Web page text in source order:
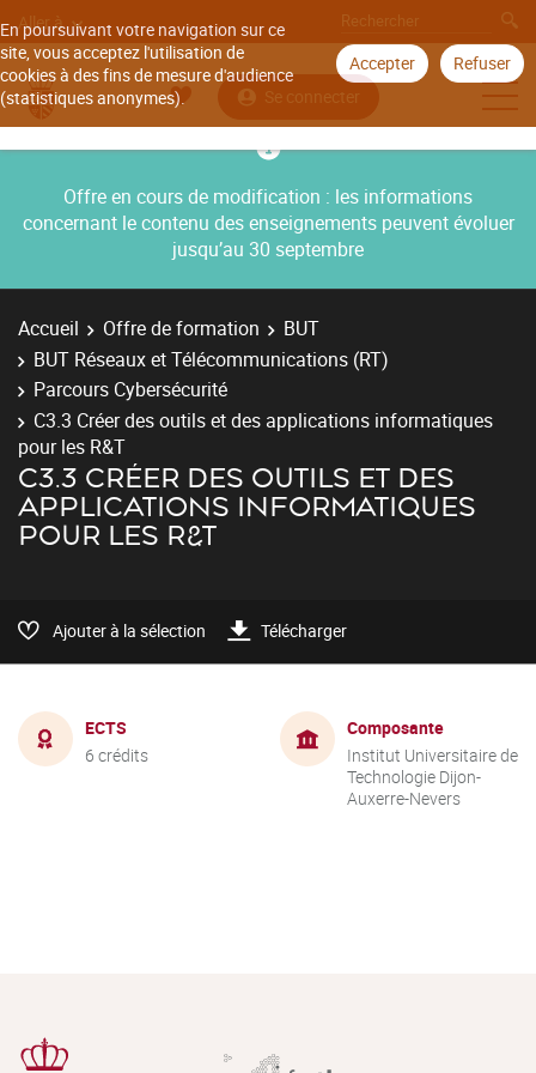
En poursuivant votre navigation sur ce
site, vous acceptez l'utilisation de
cookies à des fins de mesure d'audience
(statistiques anonymes).
Accepter Refuser
Aller à
Se connecter
Offre en cours de modification : les informations
concernant le contenu des enseignements peuvent évoluer
jusqu’au 30 septembre
Accueil Offre de formation
BUT
BUT Réseaux et Télécommunications (RT)
Parcours Cybersécurité
C3.3 Créer des outils et des applications informatiques
pour les R&T
C3.3 CRÉER DES OUTILS ET DES
APPLICATIONS INFORMATIQUES
POUR LES R&T
Ajouter à la sélection Télécharger
ECTS
6 crédits
Composante
Institut Universitaire de
Technologie Dijon-
Auxerre-Nevers